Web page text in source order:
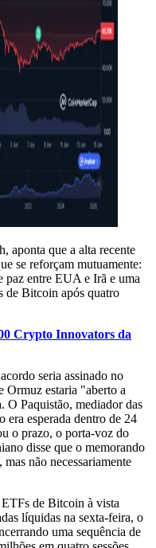
aponta que a alta recente
se reforçam mutuamente:
paz entre EUA e Irã e uma
de Bitcoin após quatro
Crypto Innovators da
seria assinado no
Ormuz estaria "aberto a
O Paquistão, mediador das
era esperada dentro de 24
o prazo, o porta-voz do
disse que o memorando
não necessariamente
de Bitcoin à vista
líquidas na sexta-feira, o
uma sequência de